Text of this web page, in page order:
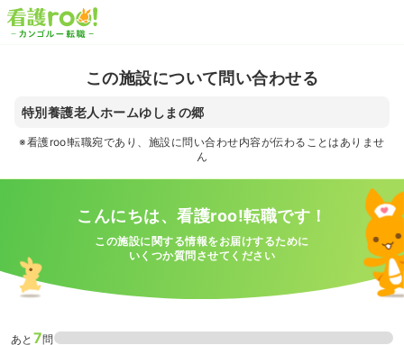
この施設について問い合わせる
特別養護老人ホームゆしまの郷
※看護roo!転職宛であり、施設に問い合わせ内容が伝わることはありませ
ん
こんにちは、看護roo!転職です！
この施設に関する情報をお届けするために
いくつか質問させてください
あと 7問